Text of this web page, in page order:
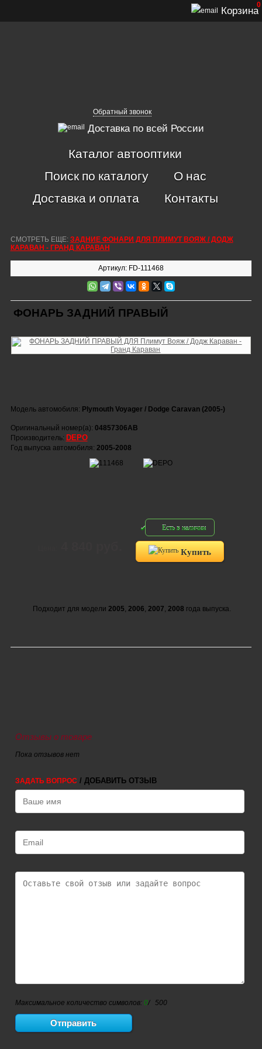
Обратный звонок
Доставка по всей России
Корзина
0
Каталог автооптики
Поиск по каталогу
О нас
Доставка и оплата
Контакты
СМОТРЕТЬ ЕЩЕ: ЗАДНИЕ ФОНАРИ ДЛЯ ПЛИМУТ ВОЯЖ / ДОДЖ
КАРАВАН - ГРАНД КАРАВАН
Артикул: FD-111468
ФОНАРЬ ЗАДНИЙ ПРАВЫЙ
Модель автомобиля: Plymouth Voyager / Dodge Caravan (2005-)
Оригинальный номер(а): 04857306AB
Производитель: DEPO
Год выпуска автомобиля: 2005-2008
Есть в наличии
Купить
Подходит для модели 2005, 2006, 2007, 2008 года выпуска.
Отзывы о товаре
Пока отзывов нет
ЗАДАТЬ ВОПРОС / ДОБАВИТЬ ОТЗЫВ
Максимальное количество символов: 0/ 500